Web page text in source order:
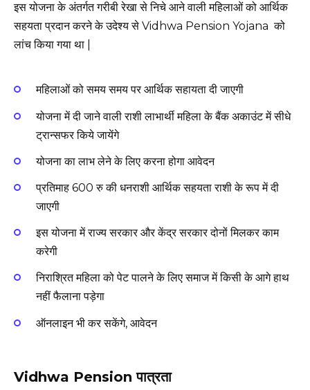
इस योजना के अंतर्गत गरीबी रेखा से निचे आने वाली महिलाओं को आर्थिक
सहयता प्रदान करने के उदेश्य से Vidhwa Pension Yojana को
लांच किया गया था |
महिलाओं को समय समय पर आर्थिक सहायता दी जाएगी
योजना में दी जाने वाली राशी लाभार्थी महिला के बैंक अकाउंट में सीधे
ट्रान्सफर किये जायेंगे
योजना का लाभ लेने के लिए करना होगा आवेदन
प्रतिमाह 600 रु की धनराशी आर्थिक सहयता राशी के रूप में दी
जाएगी
इस योजना में राज्य सरकार और केंद्र सरकार दोनों मिलकर काम
करेगी
निराश्रित महिला को पेट पालने के लिए समाज में किसी के आगे हाथ
नहीं फैलाना पड़ेगा
ऑनलाइन भी कर सकेंगे, आवेदन
Vidhwa Pension पात्रता